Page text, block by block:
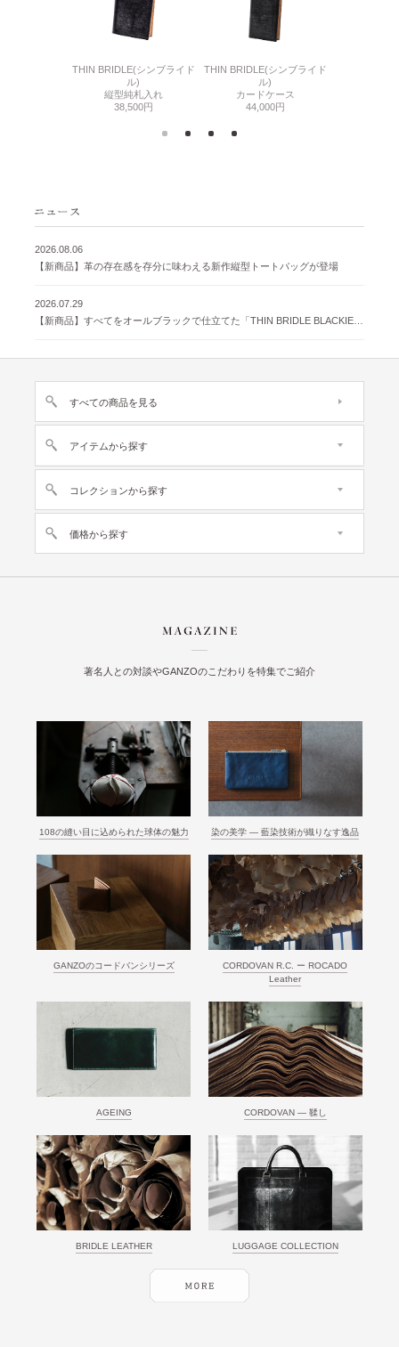
THIN BRIDLE(シンブライド
ル)
縦型純札入れ
38,500円
THIN BRIDLE(シンブライド
ル)
カードケース
44,000円
2026.08.06
【新商品】革の存在感を存分に味わえる新作縦型トートバッグが登場
2026.07.29
すべての商品を見る
アイテムから探す
コレクションから探す
価格から探す
著名人との対談やGANZOのこだわりを特集でご紹介
108の縫い目に込められた球体の魅力 染の美学 ― 藍染技術が織りなす逸品
GANZOのコードバンシリーズ
CORDOVAN R.C. ー ROCADO
Leather
AGEING CORDOVAN ― 鞣し
BRIDLE LEATHER LUGGAGE COLLECTION